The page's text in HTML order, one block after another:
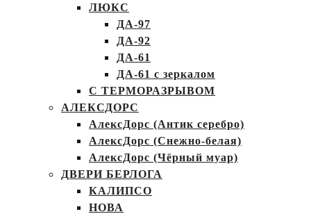
ЛЮКС
ДА-97
ДА-92
ДА-61
ДА-61 с зеркалом
С ТЕРМОРАЗРЫВОМ
АЛЕКСДОРС
АлексДорс (Антик серебро)
АлексДорс (Снежно-белая)
АлексДорс (Чёрный муар)
ДВЕРИ БЕРЛОГА
КАЛИПСО
НОВА